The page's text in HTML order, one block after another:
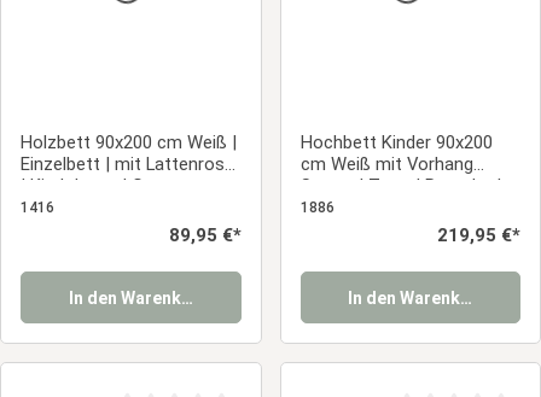
Holzbett 90x200 cm Weiß |
Einzelbett | mit Lattenrost
| Kind Jugend Gast
Schlafzimmer
1416
Regulärer Preis:
89,95 €*
In den Warenkorb
Hochbett Kinder 90x200
cm Weiß mit Vorhang
Sterne | Turm | Rutsche |
ohne Lattenrost
1886
Regulärer Preis:
219,95 €*
In den Warenkorb